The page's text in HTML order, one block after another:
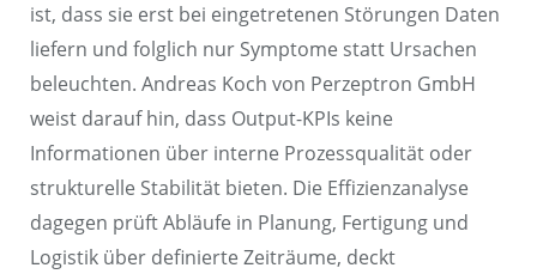
ist, dass sie erst bei eingetretenen Störungen Daten
liefern und folglich nur Symptome statt Ursachen
beleuchten. Andreas Koch von Perzeptron GmbH
weist darauf hin, dass Output-KPIs keine
Informationen über interne Prozessqualität oder
strukturelle Stabilität bieten. Die Effizienzanalyse
dagegen prüft Abläufe in Planung, Fertigung und
Logistik über definierte Zeiträume, deckt